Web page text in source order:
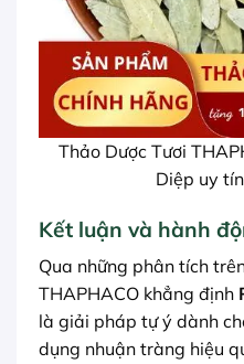
Thảo Dược Tươi
Diệp uy
Kết luận và hành
Qua những phân tích
THAPHACO khẳng định
là giải pháp tự ý dành
dụng nhuận tràng hiệu